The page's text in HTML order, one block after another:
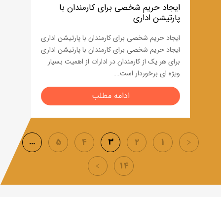
ایجاد حریم شخصی برای کارمندان با
پارتیشن اداری
ایجاد حریم شخصی برای کارمندان با پارتیشن اداری
ایجاد حریم شخصی برای کارمندان با پارتیشن اداری
برای هر یک از کارمندان در ادارات از اهمیت بسیار
ویژه ای برخوردار است.…
ادامه مطلب
1
2
3
4
5
…
14